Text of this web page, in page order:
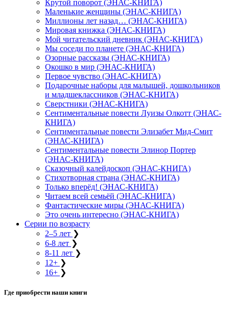
Крутой поворот (ЭНАС-КНИГА)
Маленькие женщины (ЭНАС-КНИГА)
Миллионы лет назад… (ЭНАС-КНИГА)
Мировая книжка (ЭНАС-КНИГА)
Мой читательский дневник (ЭНАС-КНИГА)
Мы соседи по планете (ЭНАС-КНИГА)
Озорные рассказы (ЭНАС-КНИГА)
Окошко в мир (ЭНАС-КНИГА)
Первое чувство (ЭНАС-КНИГА)
Подарочные наборы для малышей, дошкольников
и младшеклассников (ЭНАС-КНИГА)
Сверстники (ЭНАС-КНИГА)
Сентиментальные повести Луизы Олкотт (ЭНАС-
КНИГА)
Сентиментальные повести Элизабет Мид-Смит
(ЭНАС-КНИГА)
Сентиментальные повести Элинор Портер
(ЭНАС-КНИГА)
Сказочный калейдоскоп (ЭНАС-КНИГА)
Стихотворная страна (ЭНАС-КНИГА)
Только вперёд! (ЭНАС-КНИГА)
Читаем всей семьёй (ЭНАС-КНИГА)
Фантастические миры (ЭНАС-КНИГА)
Это очень интересно (ЭНАС-КНИГА)
Серии по возрасту
2–5 лет ❯
6-8 лет ❯
8-11 лет ❯
12+ ❯
16+ ❯
Где приобрести наши книги